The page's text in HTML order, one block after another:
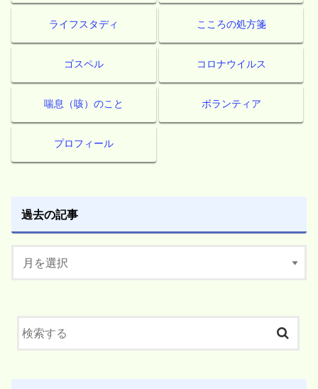
ライフスタディ こころの処方箋
ゴスペル コロナウイルス
喘息（咳）のこと ボランティア
プロフィール
過去の記事